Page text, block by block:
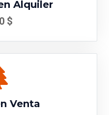
Alquiler
$
Venta